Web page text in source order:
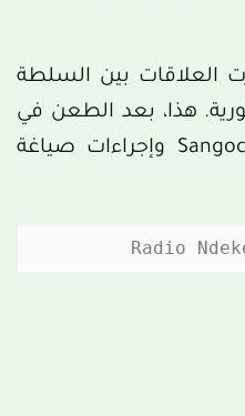
العلاقات بين السلطة
هذا، بعد الطعن في
بعض أحكام مشروع Sangocoin وإجراءات صياغة